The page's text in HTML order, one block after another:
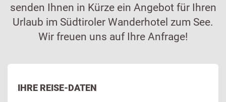
senden Ihnen in Kürze ein Angebot für Ihren
Urlaub im Südtiroler Wanderhotel zum See.
Wir freuen uns auf Ihre Anfrage!
IHRE REISE-DATEN